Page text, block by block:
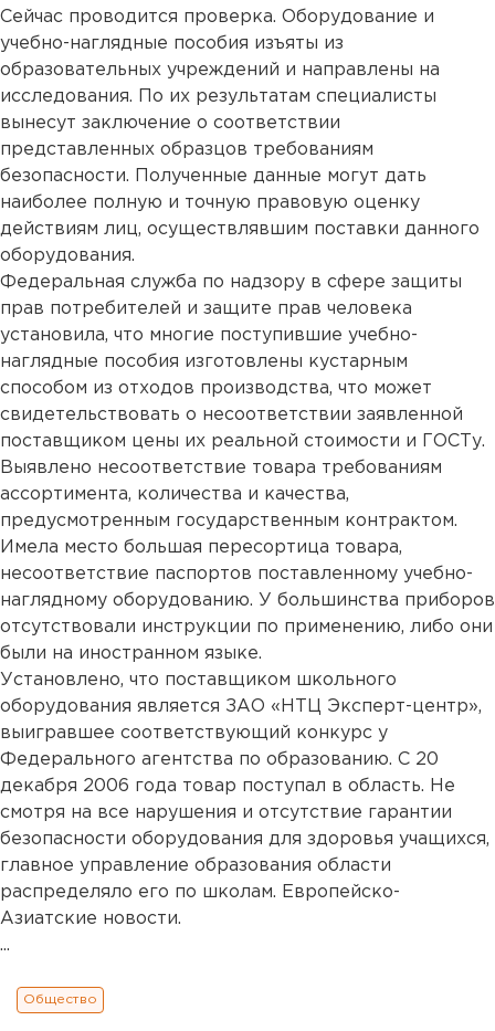
Сейчас проводится проверка. Оборудование и
учебно-наглядные пособия изъяты из
образовательных учреждений и направлены на
исследования. По их результатам специалисты
вынесут заключение о соответствии
представленных образцов требованиям
безопасности. Полученные данные могут дать
наиболее полную и точную правовую оценку
действиям лиц, осуществлявшим поставки данного
оборудования.
Федеральная служба по надзору в сфере защиты
прав потребителей и защите прав человека
установила, что многие поступившие учебно-
наглядные пособия изготовлены кустарным
способом из отходов производства, что может
свидетельствовать о несоответствии заявленной
поставщиком цены их реальной стоимости и ГОСТу.
Выявлено несоответствие товара требованиям
ассортимента, количества и качества,
предусмотренным государственным контрактом.
Имела место большая пересортица товара,
несоответствие паспортов поставленному учебно-
наглядному оборудованию. У большинства приборов
отсутствовали инструкции по применению, либо они
были на иностранном языке.
Установлено, что поставщиком школьного
оборудования является ЗАО «НТЦ Эксперт-центр»,
выигравшее соответствующий конкурс у
Федерального агентства по образованию. С 20
декабря 2006 года товар поступал в область. Не
смотря на все нарушения и отсутствие гарантии
безопасности оборудования для здоровья учащихся,
главное управление образования области
распределяло его по школам. Европейско-
Азиатские новости.
...
Общество